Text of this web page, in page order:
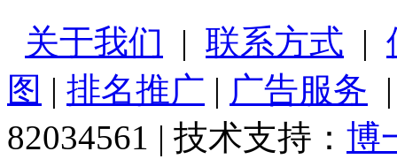
关于我们 | 联系方式 |
图 | 排名推广 | 广告服务
82034561 | 技术支持： 博